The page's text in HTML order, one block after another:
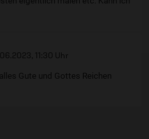
11:30 Uhr
Gute und Gottes Reichen